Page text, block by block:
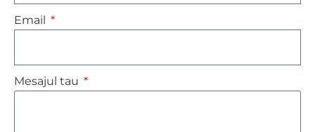
Email
Mesajul tau